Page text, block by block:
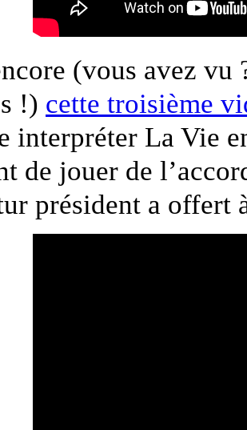
(vous avez vu
!) cette troisième
interpréter La Vie
de jouer de
président a offert